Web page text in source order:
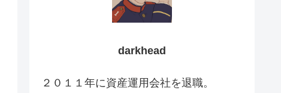
darkhead
２０１１年に資産運用会社を退職。